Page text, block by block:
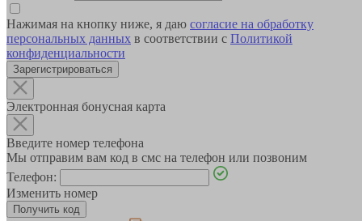
Нажимая на кнопку ниже, я даю согласие на обработку
персональных данных в соответствии с Политикой
конфиденциальности
Зарегистрироваться
Электронная бонусная карта
Введите номер телефона
Мы отправим вам код в смс на телефон или позвоним
Телефон:
Изменить номер